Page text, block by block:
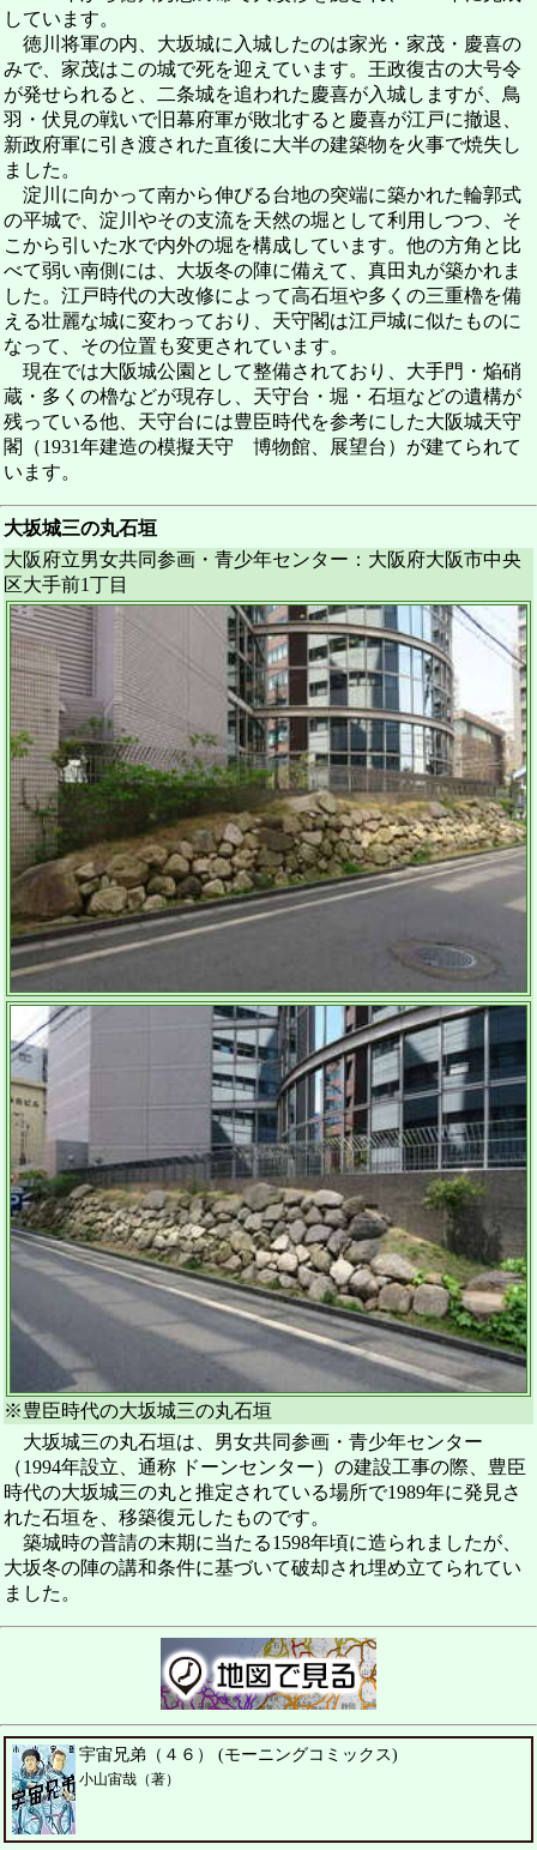
しています。
徳川将軍の内、大坂城に入城したのは家光・家茂・慶喜の
みで、家茂はこの城で死を迎えています。王政復古の大号令
が発せられると、二条城を追われた慶喜が入城しますが、鳥
羽・伏見の戦いで旧幕府軍が敗北すると慶喜が江戸に撤退、
新政府軍に引き渡された直後に大半の建築物を火事で焼失し
ました。
淀川に向かって南から伸びる台地の突端に築かれた輪郭式
の平城で、淀川やその支流を天然の堀として利用しつつ、そ
こから引いた水で内外の堀を構成しています。他の方角と比
べて弱い南側には、大坂冬の陣に備えて、真田丸が築かれま
した。江戸時代の大改修によって高石垣や多くの三重櫓を備
える壮麗な城に変わっており、天守閣は江戸城に似たものに
なって、その位置も変更されています。
現在では大阪城公園として整備されており、大手門・焔硝
蔵・多くの櫓などが現存し、天守台・堀・石垣などの遺構が
残っている他、天守台には豊臣時代を参考にした大阪城天守
閣（1931年建造の模擬天守 博物館、展望台）が建てられて
います。
大坂城三の丸石垣
大阪府立男女共同参画・青少年センター：大阪府大阪市中央
区大手前1丁目
※豊臣時代の大坂城三の丸石垣
大坂城三の丸石垣は、男女共同参画・青少年センター
（1994年設立、通称 ドーンセンター）の建設工事の際、豊臣
時代の大坂城三の丸と推定されている場所で1989年に発見さ
れた石垣を、移築復元したものです。
築城時の普請の末期に当たる1598年頃に造られましたが、
大坂冬の陣の講和条件に基づいて破却され埋め立てられてい
ました。
宇宙兄弟（４６） (モーニングコミックス)
小山宙哉（著）